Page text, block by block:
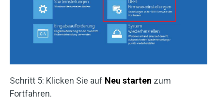
Schritt 5: Klicken Sie auf Neu starten zum
Fortfahren.